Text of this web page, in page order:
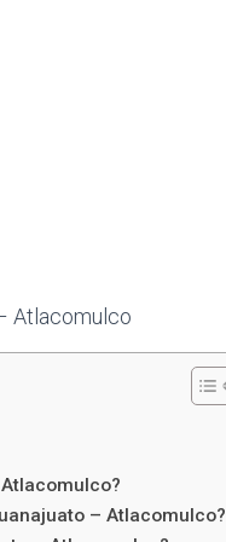
Atlacomulco
– Atlacomulco?